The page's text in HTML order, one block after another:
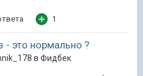
1
- это нормально ?
в Фидбек